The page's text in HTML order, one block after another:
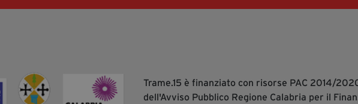
Trame.15 è finanziato con risorse PAC 2014/
dell'Avviso Pubblico Regione Calabria per il